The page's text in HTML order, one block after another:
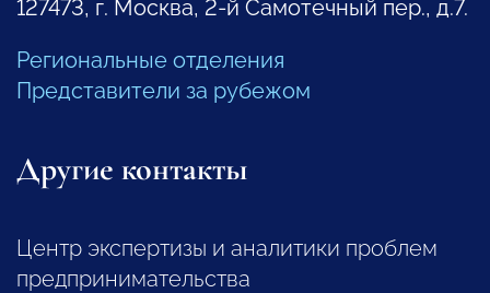
127473, г. Москва, 2-й Самотечный пер., д.7.
Региональные отделения
Представители за рубежом
Другие контакты
Центр экспертизы и аналитики проблем
предпринимательства